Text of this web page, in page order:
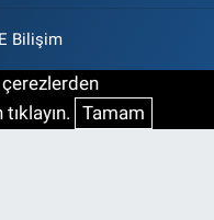
Bilişim
Tamam